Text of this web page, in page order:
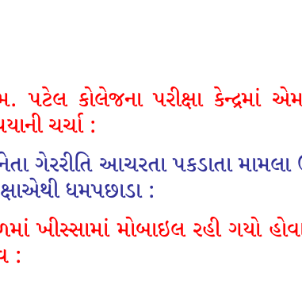
કોલેજના પરીક્ષા કેન્દ્રમાં
ચર્ચા :
ગેરરીતિ આચરતા પકડાતા મામલા
ધમપછાડા :
ખીસ્સામાં મોબાઇલ રહી ગયો
: